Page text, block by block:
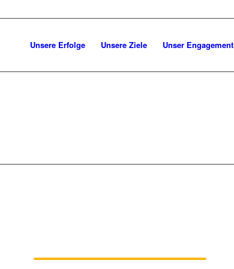
Unsere Erfolge Unsere Ziele Unser Engagement